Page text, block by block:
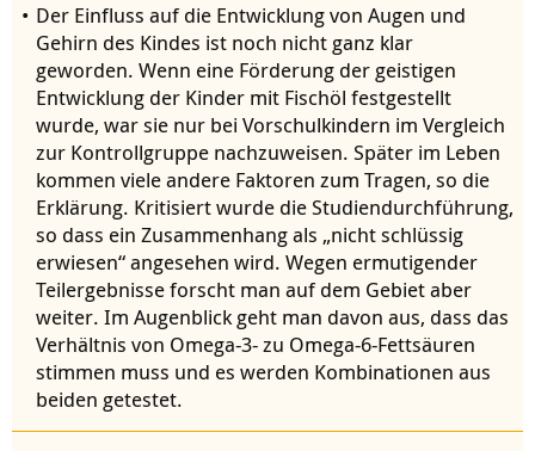
Der Einfluss auf die Entwicklung von Augen und
Gehirn des Kindes ist noch nicht ganz klar
geworden. Wenn eine Förderung der geistigen
Entwicklung der Kinder mit Fischöl festgestellt
wurde, war sie nur bei Vorschulkindern im Vergleich
zur Kontrollgruppe nachzuweisen. Später im Leben
kommen viele andere Faktoren zum Tragen, so die
Erklärung. Kritisiert wurde die Studiendurchführung,
so dass ein Zusammenhang als „nicht schlüssig
erwiesen“ angesehen wird. Wegen ermutigender
Teilergebnisse forscht man auf dem Gebiet aber
weiter. Im Augenblick geht man davon aus, dass das
Verhältnis von Omega-3- zu Omega-6-Fettsäuren
stimmen muss und es werden Kombinationen aus
beiden getestet.